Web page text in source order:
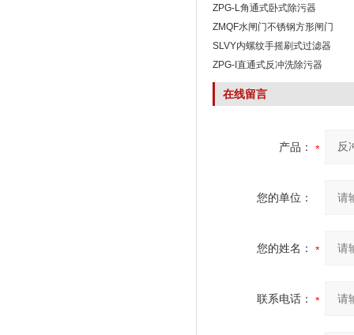
ZPG-L角通式卧式除污器
ZMQF水闸门不锈钢方形闸门
SLVY内螺纹手摇刷式过滤器
ZPG-I直通式反冲洗除污器
在线留言
产品：
您的单位：
您的姓名：
联系电话：